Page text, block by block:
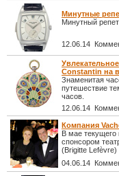
Минутные
Минутный
12.06.14
Constantin на
Знаменитая
путешествие
часов.
12.06.14
Компания
В мае текущего
спонсором
(Brigitte Lefèvre)
04.06.14